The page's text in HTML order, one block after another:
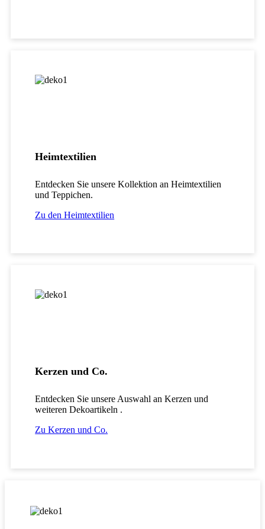
Heimtextilien
Entdecken Sie unsere Kollektion an Heimtextilien
und Teppichen.
Zu den Heimtextilien
Kerzen und Co.
Entdecken Sie unsere Auswahl an Kerzen und
weiteren Dekoartikeln .
Zu Kerzen und Co.